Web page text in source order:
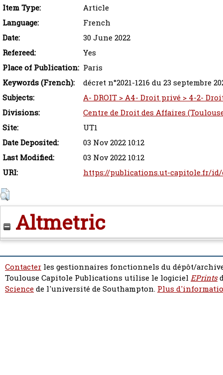
Item Type:
Article
Language:
French
Date:
30 June 2022
Refereed:
Yes
Place of Publication: Paris
Keywords (French):
décret n°2021-1216 du 23 septembre
Subjects:
A- DROIT > A4- Droit privé > 4-2-
Divisions:
Centre de Droit des Affaires
Site:
UT1
Date Deposited:
03 Nov 2022 10:12
Last Modified:
03 Nov 2022 10:12
URI:
https://publications.ut-capitole.fr/
Altmetric
Contacter les gestionnaires fonctionnels du dépôt/
Toulouse Capitole Publications utilise le logiciel EPrints
Sciencede l'université de Southampton. Plus